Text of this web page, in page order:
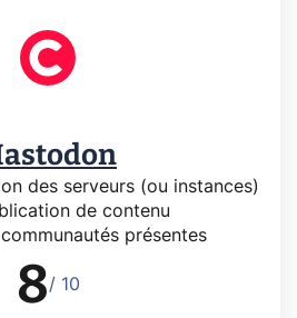
des serveurs (ou instances)
de contenu
présentes
8/ 10